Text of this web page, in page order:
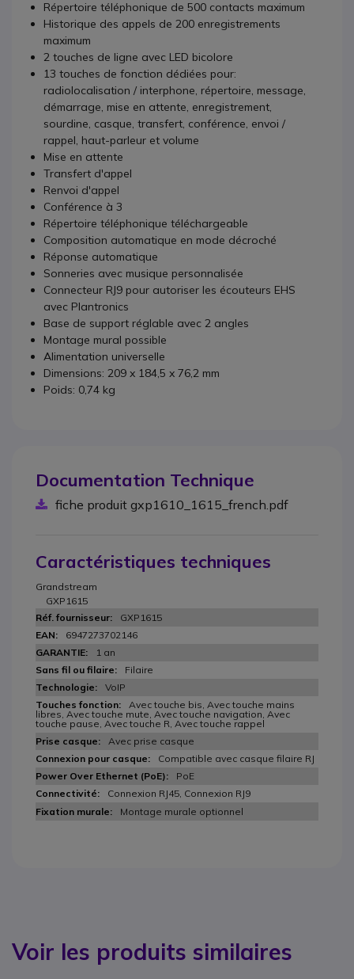
Répertoire téléphonique de 500 contacts maximum
Historique des appels de 200 enregistrements
maximum
2 touches de ligne avec LED bicolore
13 touches de fonction dédiées pour:
radiolocalisation / interphone, répertoire, message,
démarrage, mise en attente, enregistrement,
sourdine, casque, transfert, conférence, envoi /
rappel, haut-parleur et volume
Mise en attente
Transfert d'appel
Renvoi d'appel
Conférence à 3
Répertoire téléphonique téléchargeable
Composition automatique en mode décroché
Réponse automatique
Sonneries avec musique personnalisée
Connecteur RJ9 pour autoriser les écouteurs EHS
avec Plantronics
Base de support réglable avec 2 angles
Montage mural possible
Alimentation universelle
Dimensions: 209 x 184,5 x 76,2 mm
Poids: 0,74 kg
Documentation Technique
fiche produit gxp1610_1615_french.pdf
Caractéristiques techniques
Grandstream
GXP1615
GXP1615
6947273702146
1 an
Filaire
VoIP
Avec touche bis, Avec touche mains
libres, Avec touche mute, Avec touche navigation, Avec
touche pause, Avec touche R, Avec touche rappel
Avec prise casque
Compatible avec casque filaire RJ
PoE
Connexion RJ45, Connexion RJ9
Montage murale optionnel
Voir les produits similaires